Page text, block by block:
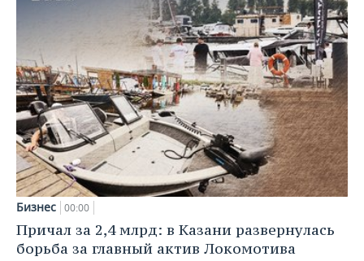
Бизнес 00:00
Причал за 2,4 млрд: в Казани развернулась
борьба за главный актив Локомотива